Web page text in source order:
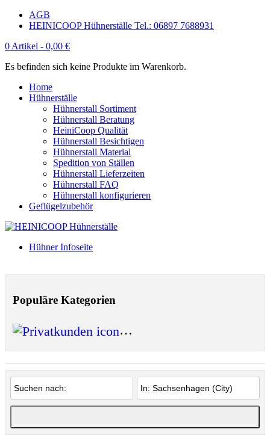
AGB
HEINICOOP Hühnerställe Tel.: 06897 7688931
0 Artikel - 0,00 €
Es befinden sich keine Produkte im Warenkorb.
Home
Hühnerställe
Hühnerstall Sortiment
Hühnerstall Beratung
HeiniCoop Qualität
Hühnerstall Besichtigen
Hühnerstall Material
Spedition von Ställen
Hühnerstall Lieferzeiten
Hühnerstall FAQ
Hühnerstall konfigurieren
Geflügelzubehör
Hühner Infoseite
Populäre Kategorien
Privatkunden